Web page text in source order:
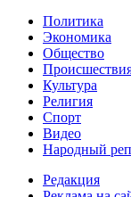
Политика
Экономика
Общество
Культура
Религия
Спорт
Видео
Народный
Редакция